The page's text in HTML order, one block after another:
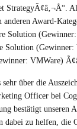
StrategyÃ¢â‚¬Å“.
anderen Award-
Solution
Solution (Gewinner:
VMWare)
über die
Officer bei
bestätigt unseren
dabei zu helfen, die